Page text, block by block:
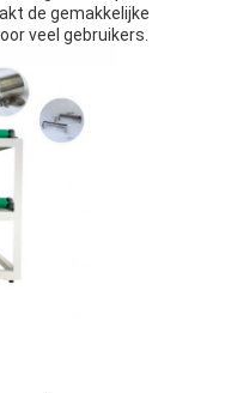
de gemakkelijke
veel gebruikers.